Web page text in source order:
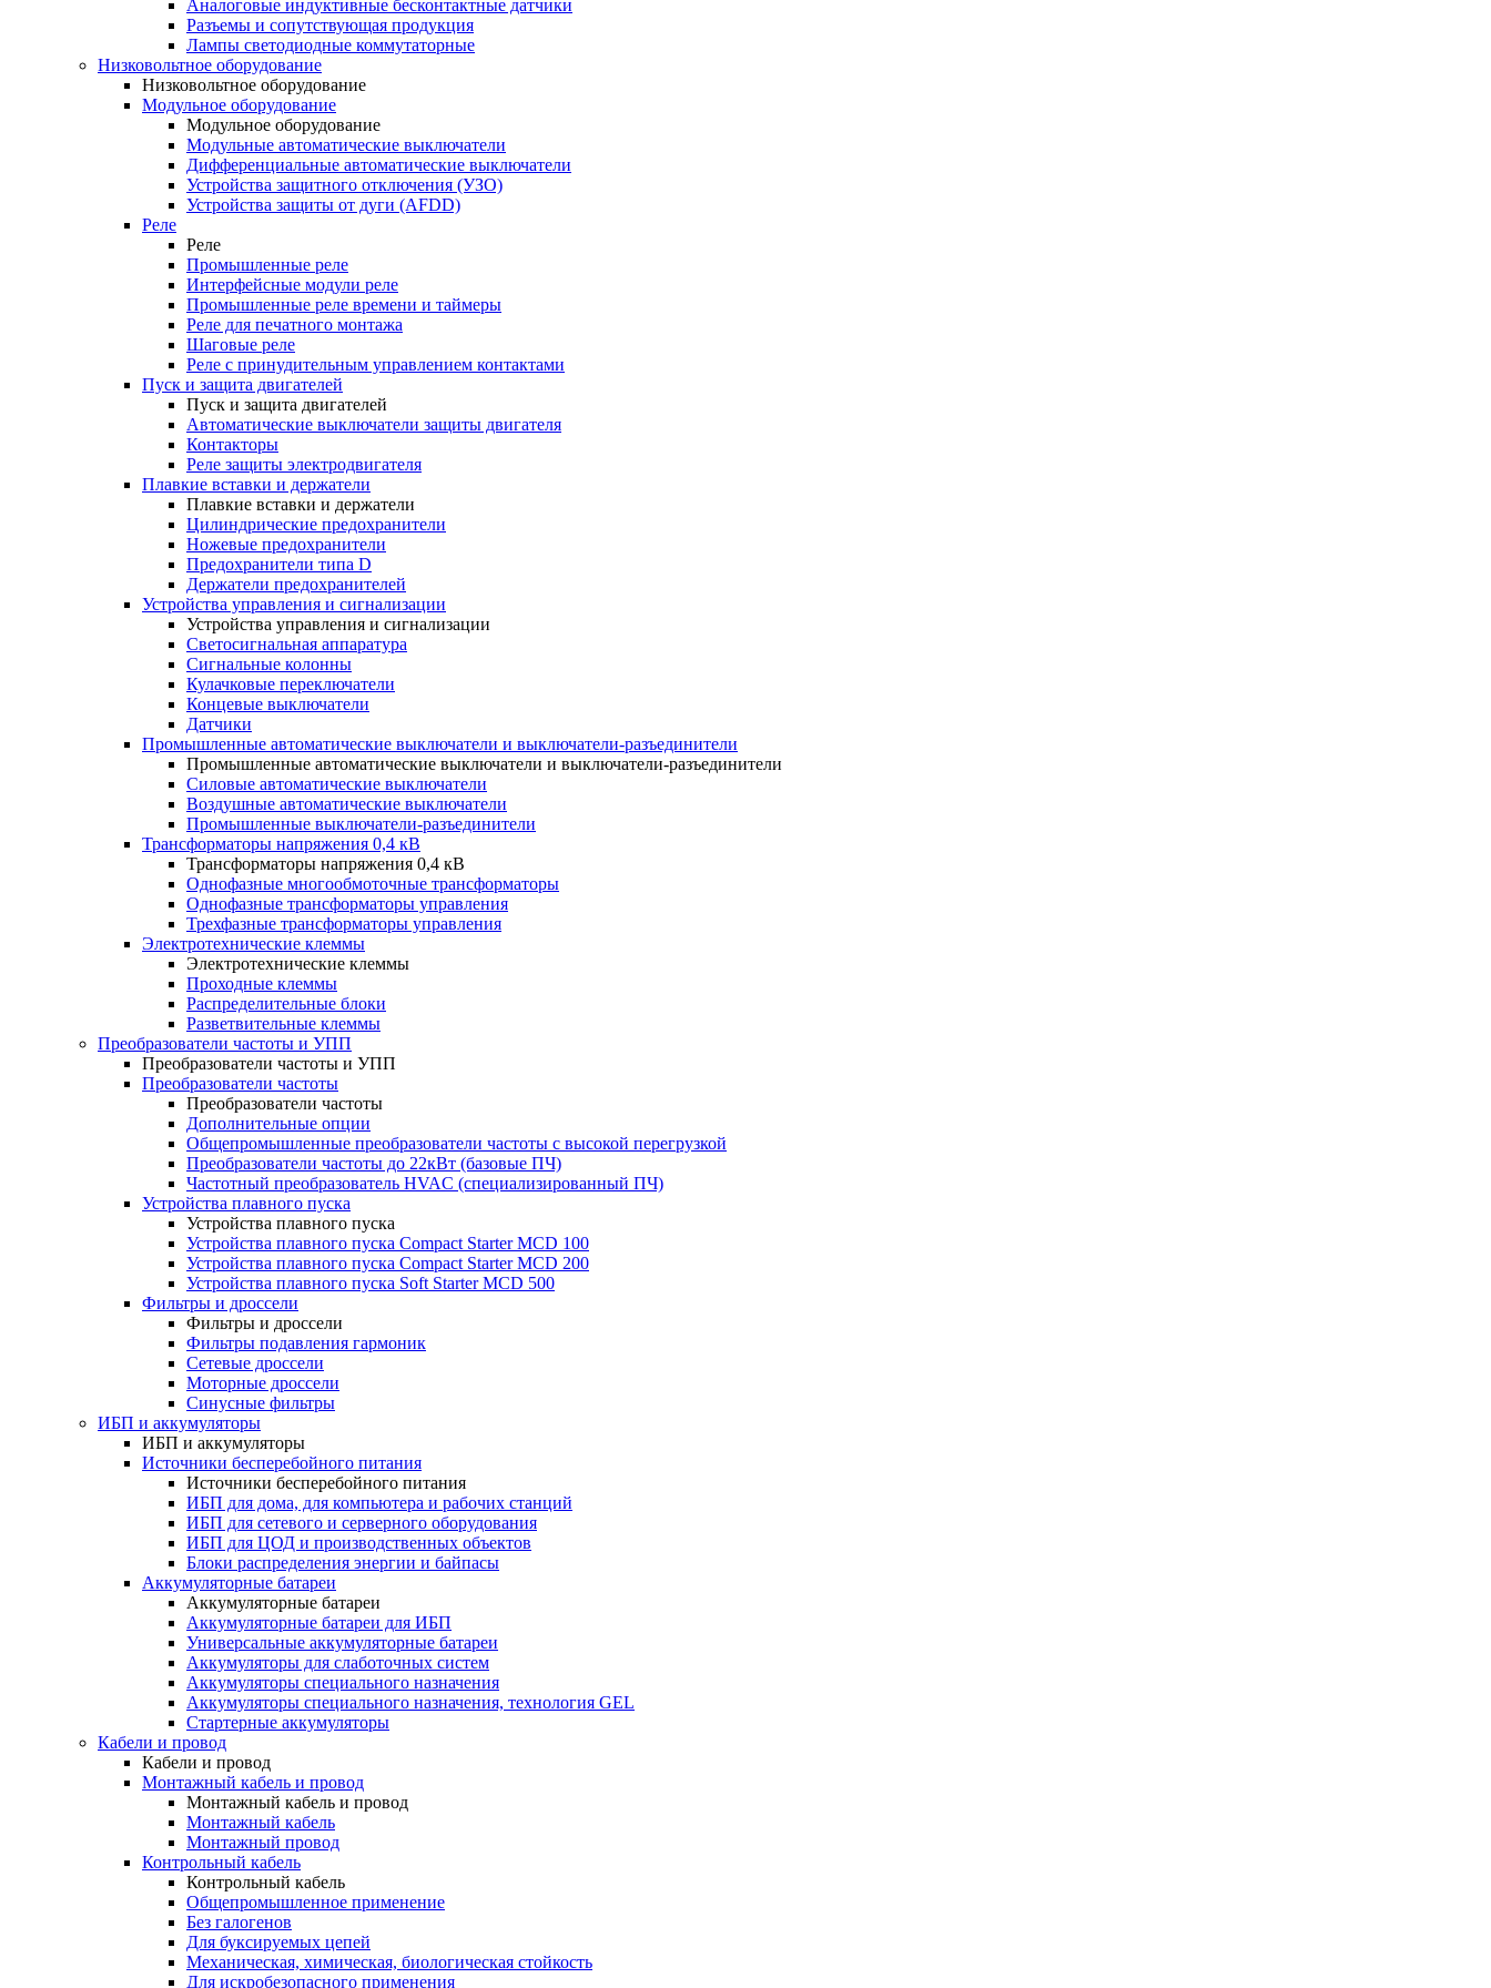
Аналоговые индуктивные бесконтактные датчики
Разъемы и сопутствующая продукция
Лампы светодиодные коммутаторные
Низковольтное оборудование
Низковольтное оборудование
Модульное оборудование
Модульное оборудование
Модульные автоматические выключатели
Дифференциальные автоматические выключатели
Устройства защитного отключения (УЗО)
Устройства защиты от дуги (AFDD)
Реле
Реле
Промышленные реле
Интерфейсные модули реле
Промышленные реле времени и таймеры
Реле для печатного монтажа
Шаговые реле
Реле с принудительным управлением контактами
Пуск и защита двигателей
Пуск и защита двигателей
Автоматические выключатели защиты двигателя
Контакторы
Реле защиты электродвигателя
Плавкие вставки и держатели
Плавкие вставки и держатели
Цилиндрические предохранители
Ножевые предохранители
Предохранители типа D
Держатели предохранителей
Устройства управления и сигнализации
Устройства управления и сигнализации
Светосигнальная аппаратура
Сигнальные колонны
Кулачковые переключатели
Концевые выключатели
Датчики
Промышленные автоматические выключатели и выключатели-разъединители
Промышленные автоматические выключатели и выключатели-разъединители
Силовые автоматические выключатели
Воздушные автоматические выключатели
Промышленные выключатели-разъединители
Трансформаторы напряжения 0,4 кВ
Трансформаторы напряжения 0,4 кВ
Однофазные многообмоточные трансформаторы
Однофазные трансформаторы управления
Трехфазные трансформаторы управления
Электротехнические клеммы
Электротехнические клеммы
Проходные клеммы
Распределительные блоки
Разветвительные клеммы
Преобразователи частоты и УПП
Преобразователи частоты и УПП
Преобразователи частоты
Преобразователи частоты
Дополнительные опции
Общепромышленные преобразователи частоты с высокой перегрузкой
Преобразователи частоты до 22кВт (базовые ПЧ)
Частотный преобразователь HVAC (специализированный ПЧ)
Устройства плавного пуска
Устройства плавного пуска
Устройства плавного пуска Compact Starter MCD 100
Устройства плавного пуска Compact Starter MCD 200
Устройства плавного пуска Soft Starter MCD 500
Фильтры и дроссели
Фильтры и дроссели
Фильтры подавления гармоник
Сетевые дроссели
Моторные дроссели
Синусные фильтры
ИБП и аккумуляторы
ИБП и аккумуляторы
Источники бесперебойного питания
Источники бесперебойного питания
ИБП для дома, для компьютера и рабочих станций
ИБП для сетевого и серверного оборудования
ИБП для ЦОД и производственных объектов
Блоки распределения энергии и байпасы
Аккумуляторные батареи
Аккумуляторные батареи
Аккумуляторные батареи для ИБП
Универсальные аккумуляторные батареи
Аккумуляторы для слаботочных систем
Аккумуляторы специального назначения
Аккумуляторы специального назначения, технология GEL
Стартерные аккумуляторы
Кабели и провод
Кабели и провод
Монтажный кабель и провод
Монтажный кабель и провод
Монтажный кабель
Монтажный провод
Контрольный кабель
Контрольный кабель
Общепромышленное применение
Без галогенов
Для буксируемых цепей
Механическая, химическая, биологическая стойкость
Для искробезопасного применения